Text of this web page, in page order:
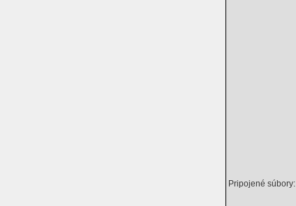
Pripojené súbory: